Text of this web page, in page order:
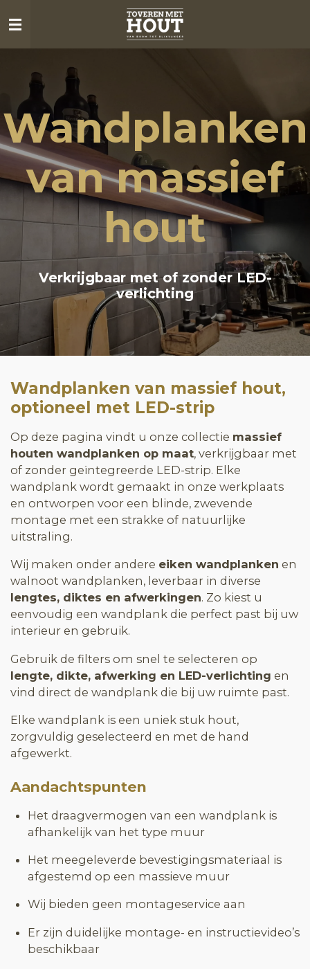
direct
naar
hoofdinhoud
Wandplanken
van massief
hout
Verkrijgbaar met of zonder LED-
verlichting
Wandplanken van massief hout,
optioneel met LED-strip
Op deze pagina vindt u onze collectie massief
houten wandplanken op maat, verkrijgbaar met
of zonder geïntegreerde LED-strip. Elke
wandplank wordt gemaakt in onze werkplaats
en ontworpen voor een blinde, zwevende
montage met een strakke of natuurlijke
uitstraling.
Wij maken onder andere eiken wandplanken en
walnoot wandplanken, leverbaar in diverse
lengtes, diktes en afwerkingen. Zo kiest u
eenvoudig een wandplank die perfect past bij uw
interieur en gebruik.
Gebruik de filters om snel te selecteren op
lengte, dikte, afwerking en LED-verlichting en
vind direct de wandplank die bij uw ruimte past.
Elke wandplank is een uniek stuk hout,
zorgvuldig geselecteerd en met de hand
afgewerkt.
Aandachtspunten
Het draagvermogen van een wandplank is
afhankelijk van het type muur
Het meegeleverde bevestigingsmateriaal is
afgestemd op een massieve muur
Wij bieden geen montageservice aan
Er zijn duidelijke montage- en instructievideo’s
beschikbaar